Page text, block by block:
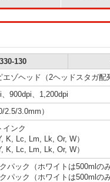
130
ゾヘッド（2ヘッドスタガ配
900dpi、1,200dpi
2.5/3.0mm）
インク
K, Lc, Lm, Lk, Or, W）
K, Lc, Lm, Lk, Or, W）
パック（ホワイトは500mlのみ
パック（ホワイトは500mlのみ